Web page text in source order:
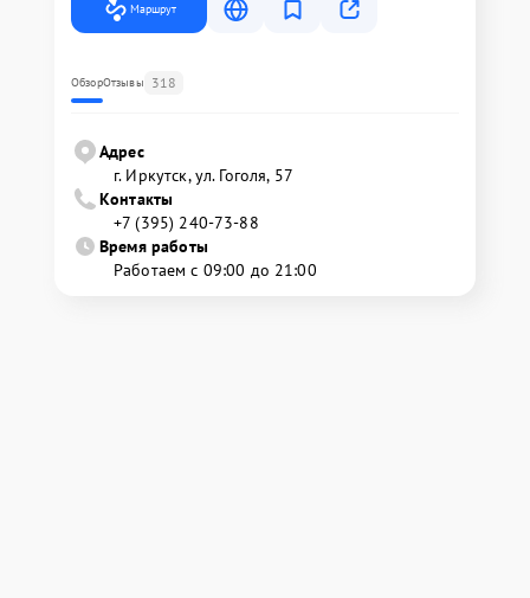
Маршрут
ОбзорОтзывы 318
Адрес
г. Иркутск, ул. ​Гоголя, 57
Контакты
+7 (395) 240-73-88
Время работы
Работаем с 09:00 до 21:00